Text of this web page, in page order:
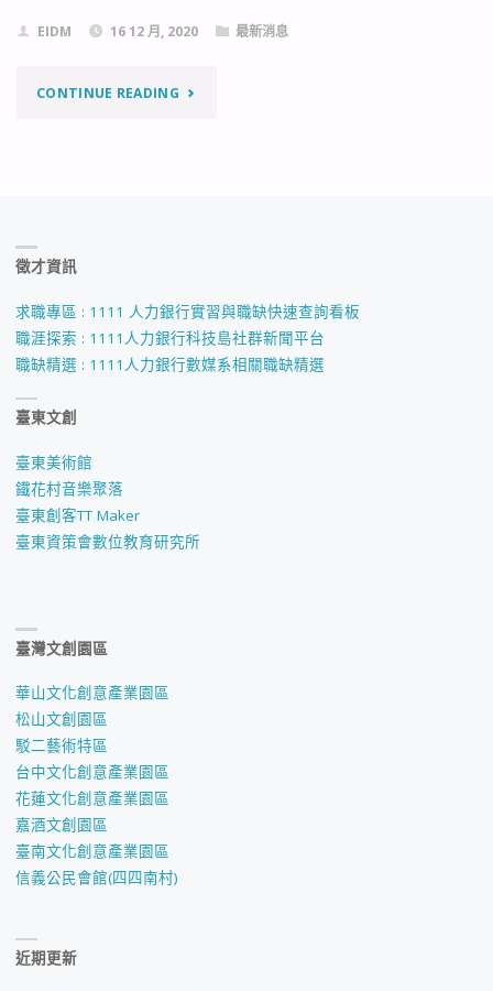
EIDM 16 12 月, 2020 最新消息
CONTINUE READING"【教
年
專
徵
徵才資訊
求職專區 : 1111 人力銀行實習與職缺快速查詢看板
職涯探索 : 1111人力銀行科技島社群新聞平台
職缺精選 : 1111人力銀行數媒系相關職缺精選
臺東文創
臺東美術館
鐵花村音樂聚落
臺東創客TT Maker
臺東資策會數位教育研究所
臺灣文創園區
華山文化創意產業園區
松山文創園區
駁二藝術特區
台中文化創意產業園區
花蓮文化創意產業園區
嘉酒文創園區
臺南文化創意產業園區
信義公民會館(四四南村)
近期更新